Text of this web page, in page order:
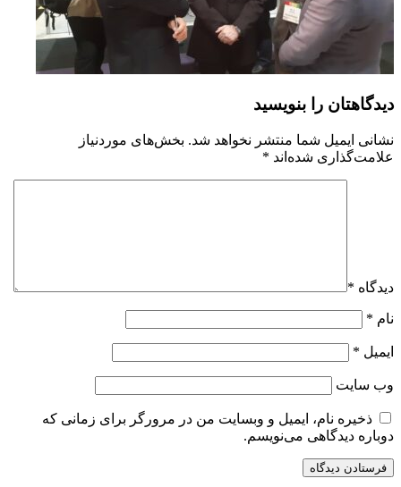
دیدگاهتان را بنویسید
نشانی ایمیل شما منتشر نخواهد شد. بخش‌های موردنیاز
علامت‌گذاری شده‌اند *
دیدگاه *
نام *
ایمیل *
وب‌ سایت
ذخیره نام، ایمیل و وبسایت من در مرورگر برای زمانی که
دوباره دیدگاهی می‌نویسم.